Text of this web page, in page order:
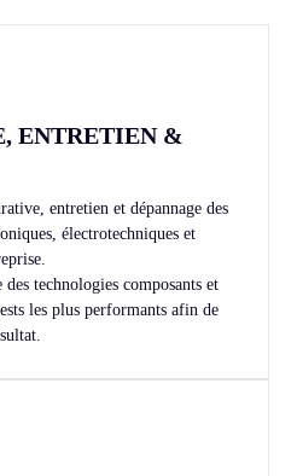
ENTRETIEN &
entretien et dépannage des
électrotechniques et
technologies composants et
les plus performants afin de